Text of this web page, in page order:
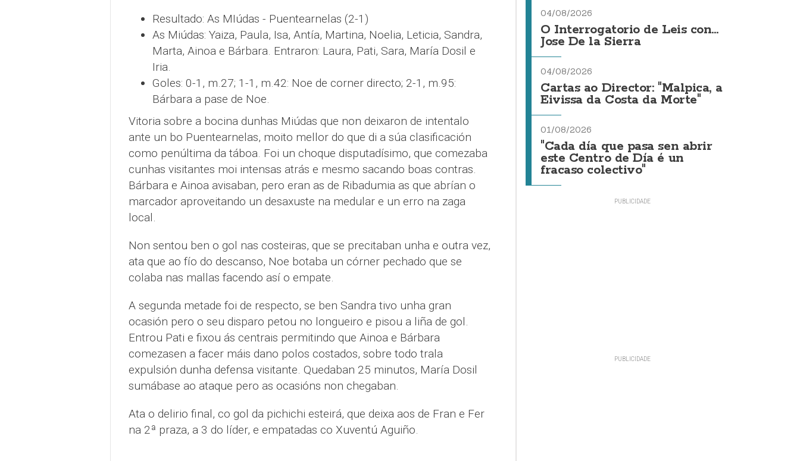
Resultado: As MIúdas - Puentearnelas (2-1)
As Miúdas: Yaiza, Paula, Isa, Antía, Martina, Noelia, Leticia, Sandra,
Marta, Ainoa e Bárbara. Entraron: Laura, Pati, Sara, María Dosil e
Iria.
Goles: 0-1, m.27; 1-1, m.42: Noe de corner directo; 2-1, m.95:
Bárbara a pase de Noe.
Vitoria sobre a bocina dunhas Miúdas que non deixaron de intentalo
ante un bo Puentearnelas, moito mellor do que di a súa clasificación
como penúltima da táboa. Foi un choque disputadísimo, que comezaba
cunhas visitantes moi intensas atrás e mesmo sacando boas contras.
Bárbara e Ainoa avisaban, pero eran as de Ribadumia as que abrían o
marcador aproveitando un desaxuste na medular e un erro na zaga
local.
Non sentou ben o gol nas costeiras, que se precitaban unha e outra vez,
ata que ao fío do descanso, Noe botaba un córner pechado que se
colaba nas mallas facendo así o empate.
A segunda metade foi de respecto, se ben Sandra tivo unha gran
ocasión pero o seu disparo petou no longueiro e pisou a liña de gol.
Entrou Pati e fixou ás centrais permitindo que Ainoa e Bárbara
comezasen a facer máis dano polos costados, sobre todo trala
expulsión dunha defensa visitante. Quedaban 25 minutos, María Dosil
sumábase ao ataque pero as ocasións non chegaban.
Ata o delirio final, co gol da pichichi esteirá, que deixa aos de Fran e Fer
na 2ª praza, a 3 do líder, e empatadas co Xuventú Aguiño.
04/08/2026
O Interrogatorio de Leis con...
Jose De la Sierra
04/08/2026
Cartas ao Director: "Malpica, a
Eivissa da Costa da Morte"
01/08/2026
"Cada día que pasa sen abrir
este Centro de Día é un
fracaso colectivo"